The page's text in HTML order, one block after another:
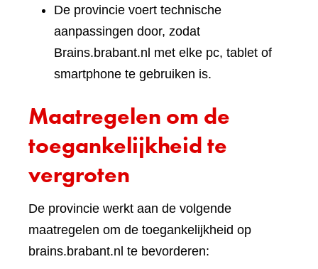
De provincie voert technische
aanpassingen door, zodat
Brains.brabant.nl met elke pc, tablet of
smartphone te gebruiken is.
Maatregelen om de
toegankelijkheid te
vergroten
De provincie werkt aan de volgende
maatregelen om de toegankelijkheid op
brains.brabant.nl te bevorderen: